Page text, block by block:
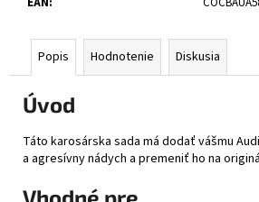
Popis Hodnotenie Diskusia
Úvod
Táto karosárska sada má dodať vášmu
a agresívny nádych a premeniť ho na